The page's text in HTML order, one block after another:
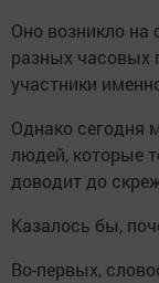
Оно возникло на
разных часовых
участники
Однако сегодня
людей, которые
доводит до
Казалось бы,
Во-первых,